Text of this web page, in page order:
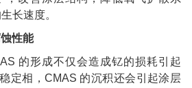
长速度。
性能
的形成不仅会造成钇的损耗引起
定相， CMAS 的沉积还会引起涂层